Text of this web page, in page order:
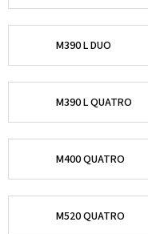
M390 L DUO
M390 L QUATRO
M400 QUATRO
M520 QUATRO